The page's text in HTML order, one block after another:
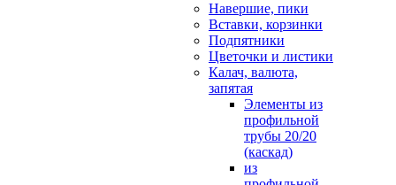
Навершие, пики
Вставки, корзинки
Подпятники
Цветочки и листики
Калач, валюта,
запятая
Элементы из
профильной
трубы 20/20
(каскад)
из